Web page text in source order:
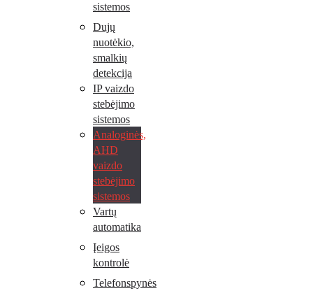
sistemos
Dujų
nuotėkio,
smalkių
detekcija
IP vaizdo
stebėjimo
sistemos
Analoginės,
AHD
vaizdo
stebėjimo
sistemos
Vartų
automatika
Įeigos
kontrolė
Telefonspynės